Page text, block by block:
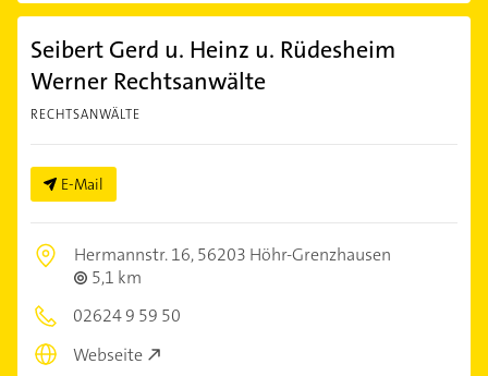
Seibert Gerd u. Heinz u. Rüdesheim
Werner Rechtsanwälte
RECHTSANWÄLTE
E-Mail
Hermannstr. 16,56203 Höhr-Grenzhausen
5,1 km
02624 9 59 50
Webseite